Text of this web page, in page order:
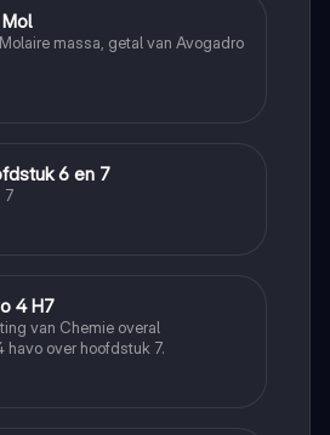
massa, getal van Avogadro
6 en 7
7
4 H7
van Chemie overal
havo over hoofdstuk 7.